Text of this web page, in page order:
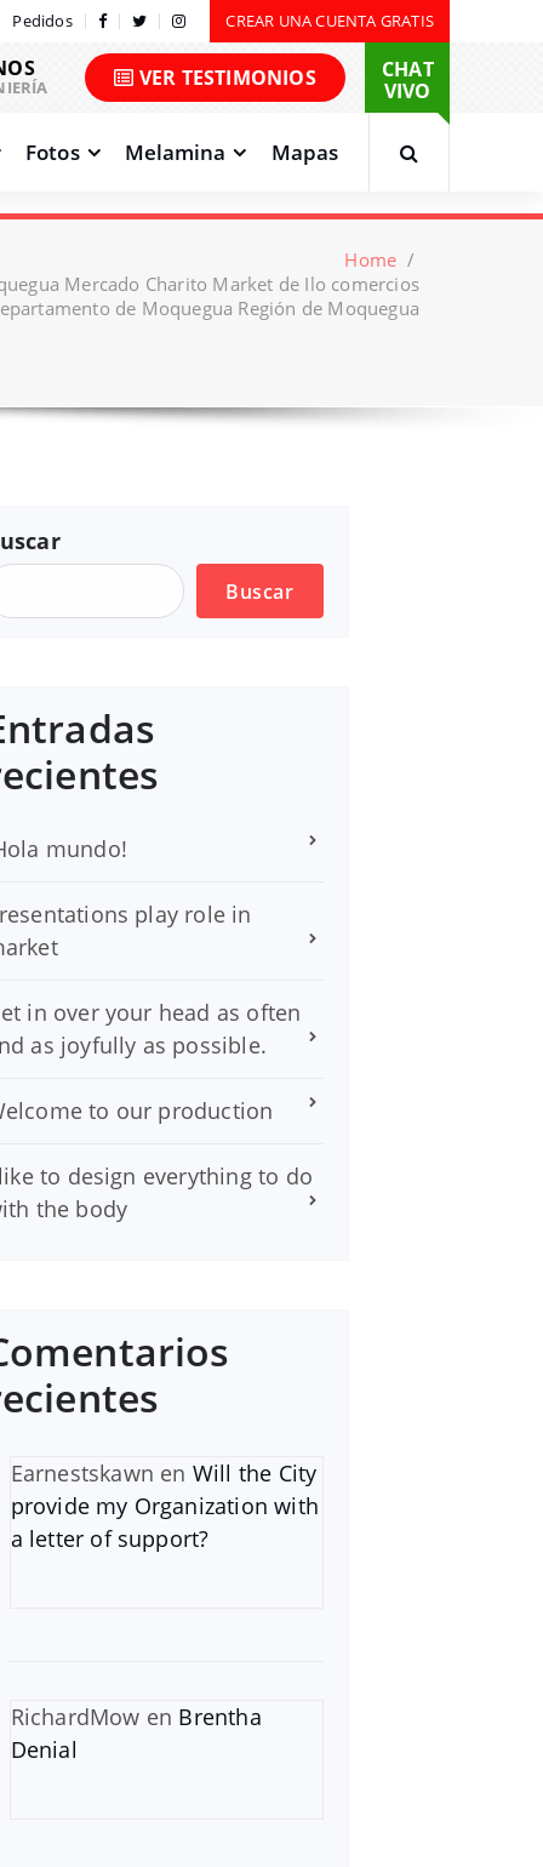
Pedidos CREAR UNA CUENTA GRATIS
VER TESTIMONIOS
CHAT
VIVO
Fotos Melamina Mapas
Home /
Mercado Charito Market de Ilo comercios
de Moquegua Región de Moquegua
Buscar
mundo!
play role in
in over your head as often
as joyfully as possible.
to our production
to design everything to do
the body
Earnestskawn en Will the City
provide my Organization with
a letter of support?
RichardMow en Brentha
Denial